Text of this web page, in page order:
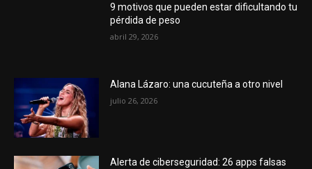
9 motivos que pueden estar dificultando tu
pérdida de peso
abril 29, 2026
Alana Lázaro: una cucuteña a otro nivel
julio 26, 2026
Alerta de ciberseguridad: 26 apps falsas